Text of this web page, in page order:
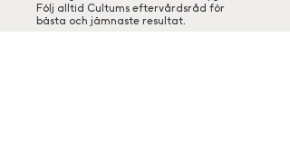
Följ alltid Cultums eftervårdsråd för
bästa och jämnaste resultat.